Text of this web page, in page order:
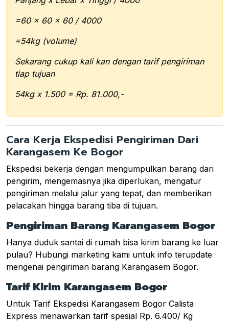
=60 x 60 x 60 / 4000
=54kg (volume)
Sekarang cukup kali kan dengan tarif pengiriman
tiap tujuan
54kg x 1.500 = Rp. 81.000,-
Cara Kerja Ekspedisi Pengiriman Dari
Karangasem Ke Bogor
Ekspedisi bekerja dengan mengumpulkan barang dari
pengirim, mengemasnya jika diperlukan, mengatur
pengiriman melalui jalur yang tepat, dan memberikan
pelacakan hingga barang tiba di tujuan.
Pengiriman Barang Karangasem Bogor
Hanya duduk santai di rumah bisa kirim barang ke luar
pulau? Hubungi marketing kami untuk info terupdate
mengenai pengiriman barang Karangasem Bogor.
Tarif Kirim Karangasem Bogor
Untuk Tarif Ekspedisi Karangasem Bogor Calista
Express menawarkan tarif spesial Rp. 6.400/ Kg